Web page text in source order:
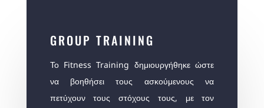
GROUP TRAINING
Το Fitness Training δημιουργήθηκε ώστε
να βοηθήσει τους ασκούμενους να
πετύχουν τους στόχους τους, με τον